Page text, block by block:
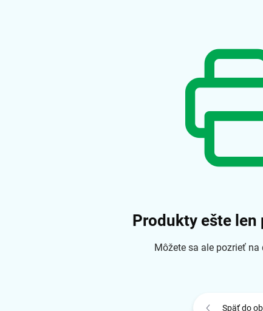
Produkty ešte len
Môžete sa ale pozrieť na
Späť do